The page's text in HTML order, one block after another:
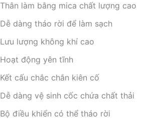
Thân làm bằng mica chất lượng cao
Dễ dàng tháo rời để làm sạch
Lưu lượng không khí cao
Hoạt động yên tĩnh
Kết cấu chắc chắn kiên cố
Dễ dàng vệ sinh cốc chứa chất thải
Bộ điều khiển có thể tháo rời